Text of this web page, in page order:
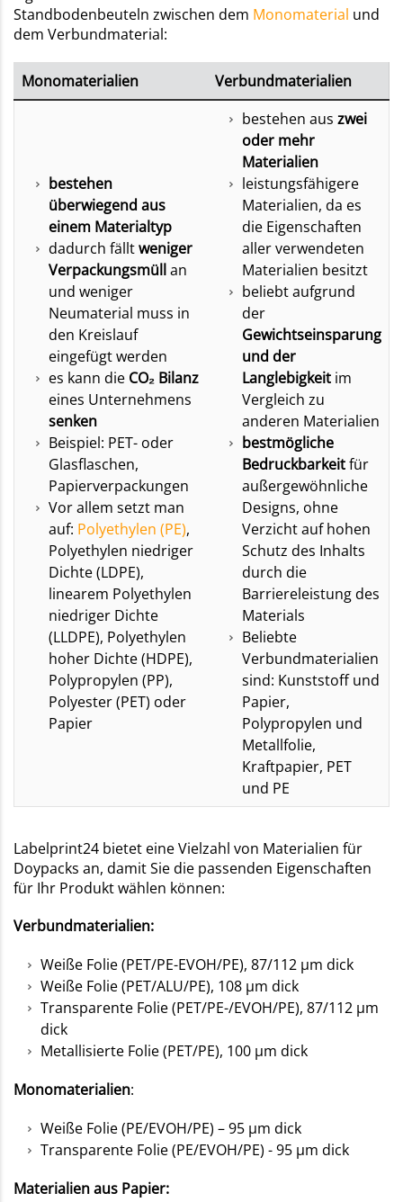
Standbodenbeuteln zwischen dem Monomaterial und
dem Verbundmaterial:
Monomaterialien Verbundmaterialien
bestehen
überwiegend aus
einem Materialtyp
dadurch fälltweniger
Verpackungsmüllan
und weniger
Neumaterial muss in
den Kreislauf
eingefügt werden
es kann die CO₂ Bilanz
eines Unternehmens
senken
Beispiel: PET- oder
Glasflaschen,
Papierverpackungen
Vor allem setzt man
auf: Polyethylen (PE),
Polyethylen niedriger
Dichte (LDPE),
linearem Polyethylen
niedriger Dichte
(LLDPE), Polyethylen
hoher Dichte (HDPE),
Polypropylen (PP),
Polyester (PET) oder
Papier
bestehen aus zwei
oder mehr
Materialien
leistungsfähigere
Materialien, da es
die Eigenschaften
aller verwendeten
Materialien besitzt
beliebt aufgrund
der
Gewichtseinsparung
und der
Langlebigkeit im
Vergleich zu
anderen Materialien
bestmögliche
Bedruckbarkeitfür
außergewöhnliche
Designs, ohne
Verzicht auf hohen
Schutz des Inhalts
durch die
Barriereleistung des
Materials
Beliebte
Verbundmaterialien
sind: Kunststoff und
Papier,
Polypropylen und
Metallfolie,
Kraftpapier, PET
und PE
Labelprint24 bietet eine Vielzahl von Materialien für
Doypacks an, damit Sie die passenden Eigenschaften
für Ihr Produkt wählen können:
Verbundmaterialien:
Weiße Folie (PET/PE-EVOH/PE), 87/112 µm dick
Weiße Folie (PET/ALU/PE), 108 µm dick
Transparente Folie (PET/PE-/EVOH/PE), 87/112 µm
dick
Metallisierte Folie (PET/PE), 100 µm dick
Monomaterialien:
Weiße Folie (PE/EVOH/PE) – 95 µm dick
Transparente Folie (PE/EVOH/PE) - 95 µm dick
Materialien aus Papier: